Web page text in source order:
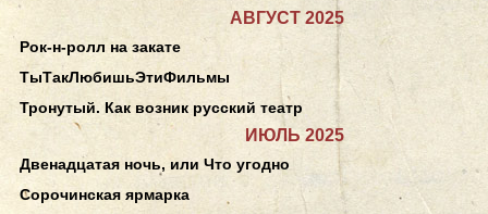
АВГУСТ 2025
Рок-н-ролл на закате
ТыТакЛюбишьЭтиФильмы
Тронутый. Как возник русский театр
ИЮЛЬ 2025
Двенадцатая ночь, или Что угодно
Сорочинская ярмарка